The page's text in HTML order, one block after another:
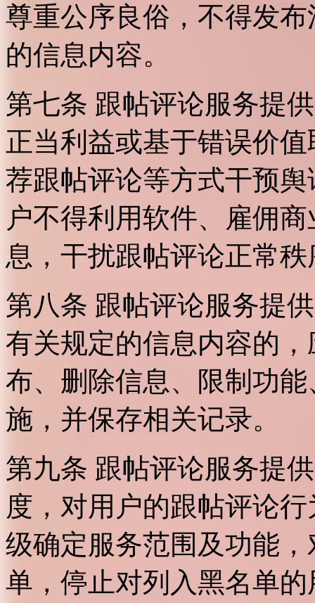
尊重公序良俗，不得发
的信息内容。
第七条 跟帖评论服务提
正当利益或基于错误价
荐跟帖评论等方式干预
户不得利用软件、雇佣
息，干扰跟帖评论正常
第八条 跟帖评论服务提
有关规定的信息内容的
布、删除信息、限制功
施，并保存相关记录。
第九条 跟帖评论服务提
度，对用户的跟帖评论
级确定服务范围及功能
单，停止对列入黑名单